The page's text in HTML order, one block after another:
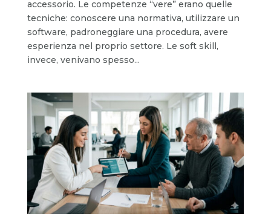
accessorio. Le competenze “vere” erano quelle
tecniche: conoscere una normativa, utilizzare un
software, padroneggiare una procedura, avere
esperienza nel proprio settore. Le soft skill,
invece, venivano spesso...